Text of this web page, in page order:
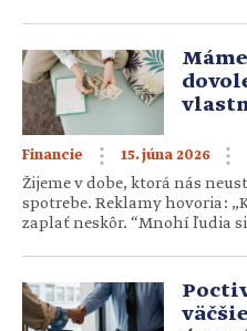
sociálne siete aj konzumná
„Ešte toto potrebuješ.“ A tak
Financie 15. júna 2026
Žijeme v dobe, ktorá nás
spotrebe. Reklamy hovoria:
zaplať neskôr. “Mnohí ľudia
zdôrazňuje okamžité
štýl a predstavu, že dobré